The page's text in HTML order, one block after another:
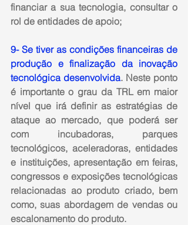
financiar a sua tecnologia, consultar o
rol de entidades de apoio;
9- Se tiver as condições financeiras de
produção e finalização da inovação
tecnológica desenvolvida. Neste ponto
é importante o grau da TRL em maior
nível que irá definir as estratégias de
ataque ao mercado, que poderá ser
com incubadoras, parques
tecnológicos, aceleradoras, entidades
e instituições, apresentação em feiras,
congressos e exposições tecnológicas
relacionadas ao produto criado, bem
como, suas abordagem de vendas ou
escalonamento do produto.